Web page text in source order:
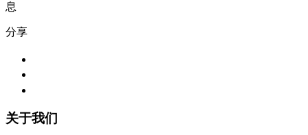
息
分享
关于我们